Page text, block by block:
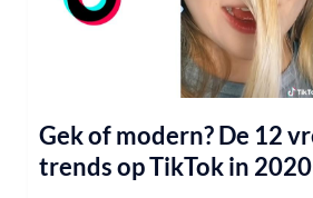
Gek of modern? De 12
trends op TikTok in 2020